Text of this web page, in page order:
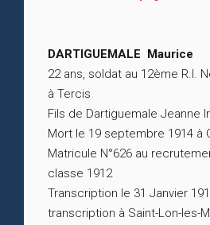
DARTIGUEMALE Maurice
22 ans, soldat au 12ème R.I.
à Tercis
Fils de Dartiguemale Jeanne
Mort le 19 septembre 1914 à
Matricule N°626 au
classe 1912
Transcription le 31 Janvier
transcription à Saint-Lon-les-